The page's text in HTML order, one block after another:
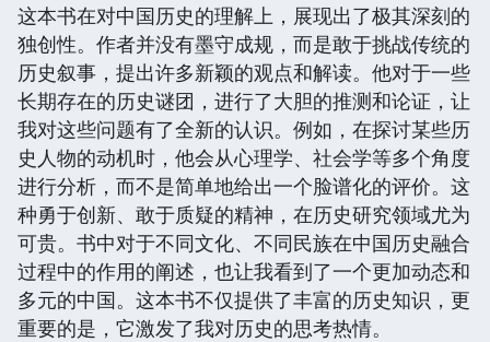
这本书在对中国历史的理解上，展现出了极其深刻的
独创性。作者并没有墨守成规，而是敢于挑战传统的
历史叙事，提出许多新颖的观点和解读。他对于一些
长期存在的历史谜团，进行了大胆的推测和论证，让
我对这些问题有了全新的认识。例如，在探讨某些历
史人物的动机时，他会从心理学、社会学等多个角度
进行分析，而不是简单地给出一个脸谱化的评价。这
种勇于创新、敢于质疑的精神，在历史研究领域尤为
可贵。书中对于不同文化、不同民族在中国历史融合
过程中的作用的阐述，也让我看到了一个更加动态和
多元的中国。这本书不仅提供了丰富的历史知识，更
重要的是，它激发了我对历史的思考热情。